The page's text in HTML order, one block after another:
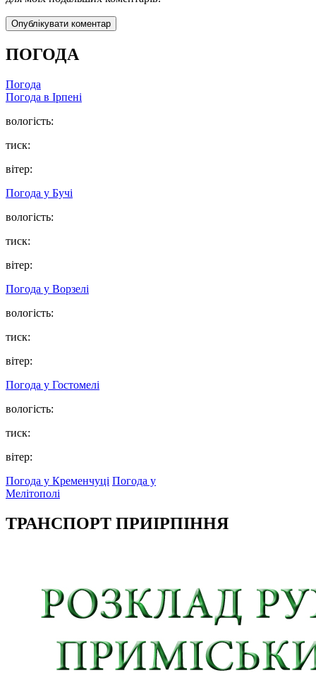
ПОГОДА
Погода
Погода в Ірпені
вологість:
тиск:
вітер:
Погода у Бучі
вологість:
тиск:
вітер:
Погода у Ворзелі
вологість:
тиск:
вітер:
Погода у Гостомелі
вологість:
тиск:
вітер:
Погода у Кременчуці Погода у
Мелітополі
ТРАНСПОРТ ПРИІРПІННЯ